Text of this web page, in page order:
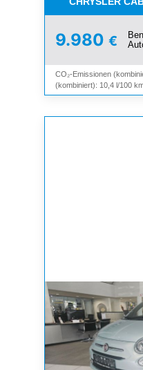
9.980 €
CO₂-Emissionen
(kombiniert): 10,4 l/100